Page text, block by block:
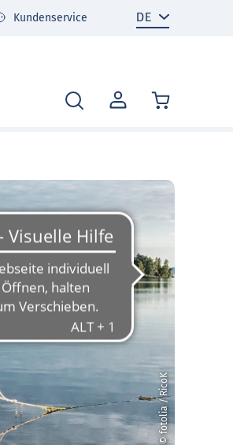
MEIN
KONTO
Kundenservice
© fotolia / RicoK